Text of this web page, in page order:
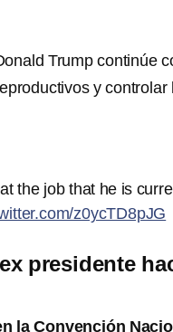
Trump continúe
y controlar
the job that he is
z0ycTD8pJG
presidente
la Convención